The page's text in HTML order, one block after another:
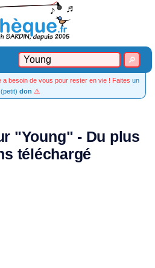
a besoin de vous pour rester en vie ! Faites un
(petit) don ⚠️
"Young" - Du plus
téléchargé